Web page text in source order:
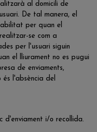
al domicili de
De tal manera, el
per quan el
se com a
per l'usuari siguin
el lliurament no es pugui
de enviaments,
l'absència del
d'enviament i/o recollida.